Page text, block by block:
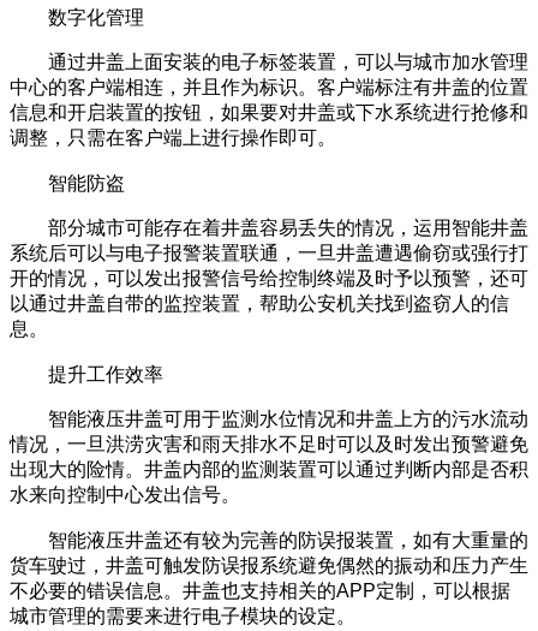
数字化管理
通过井盖上面安装的电子标签装置，可以与城市加水管理
中心的客户端相连，并且作为标识。客户端标注有井盖的位置
信息和开启装置的按钮，如果要对井盖或下水系统进行抢修和
调整，只需在客户端上进行操作即可。
智能防盗
部分城市可能存在着井盖容易丢失的情况，运用智能井盖
系统后可以与电子报警装置联通，一旦井盖遭遇偷窃或强行打
开的情况，可以发出报警信号给控制终端及时予以预警，还可
以通过井盖自带的监控装置，帮助公安机关找到盗窃人的信
息。
提升工作效率
智能液压井盖可用于监测水位情况和井盖上方的污水流动
情况，一旦洪涝灾害和雨天排水不足时可以及时发出预警避免
出现大的险情。井盖内部的监测装置可以通过判断内部是否积
水来向控制中心发出信号。
智能液压井盖还有较为完善的防误报装置，如有大重量的
货车驶过，井盖可触发防误报系统避免偶然的振动和压力产生
不必要的错误信息。井盖也支持相关的APP定制，可以根据
城市管理的需要来进行电子模块的设定。